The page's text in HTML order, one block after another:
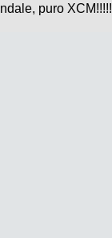
puro XCM!!!!!